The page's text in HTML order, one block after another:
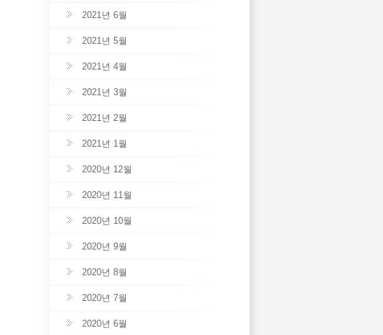
2021년 6월
2021년 5월
2021년 4월
2021년 3월
2021년 2월
2021년 1월
2020년 12월
2020년 11월
2020년 10월
2020년 9월
2020년 8월
2020년 7월
2020년 6월